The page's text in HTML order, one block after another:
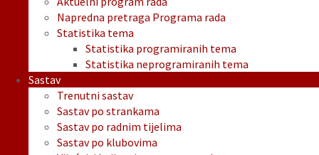
Napredna pretraga Programa rada
Statistika tema
Statistika programiranih tema
Statistika neprogramiranih tema
Sastav
Trenutni sastav
Sastav po strankama
Sastav po radnim tijelima
Sastav po klubovima